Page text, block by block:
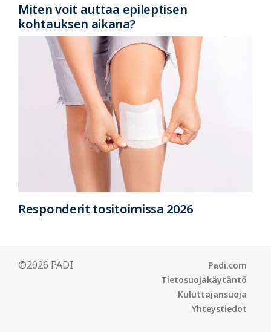
Miten voit auttaa epileptisen
kohtauksen aikana?
Responderit tositoimissa 2026
©2026 PADI
Padi.com
Tietosuojakäytäntö
Kuluttajansuoja
Yhteystiedot